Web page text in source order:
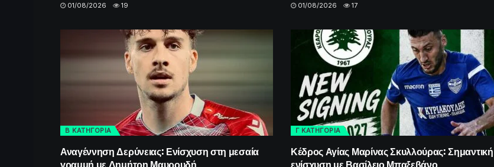
01/08/2026 19 01/08/2026 17
Β ΚΑΤΗΓΟΡΙΑ
Αναγέννηση Δερύνειας: Ενίσχυση στη μεσαία
γραμμή με Δημήτρη Μαυρουδή
Γ ΚΑΤΗΓΟΡΙΑ
Κέδρος Αγίας Μαρίνας Σκυλλούρας: Σημαντική
ενίσχυση με Βασίλειο Μπαξεβάνο